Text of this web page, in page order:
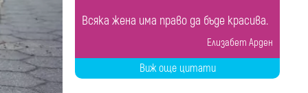
Всяка жена има право да бъде красива.
Елизабет Арден
Виж още цитати